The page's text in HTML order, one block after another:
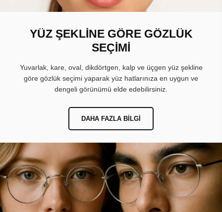
YÜZ ŞEKLİNE GÖRE GÖZLÜK
SEÇİMİ
Yuvarlak, kare, oval, dikdörtgen, kalp ve üçgen yüz şekline
göre gözlük seçimi yaparak yüz hatlarınıza en uygun ve
dengeli görünümü elde edebilirsiniz.
DAHA FAZLA BILGI